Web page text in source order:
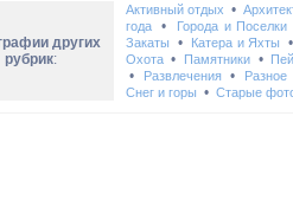
других
рубрик:
Активный отдых •
года• Города и Поселки
Закаты • Катера и Яхты •
Охота• Памятники•
• Развлечения• Разное
Снег и горы • Старые